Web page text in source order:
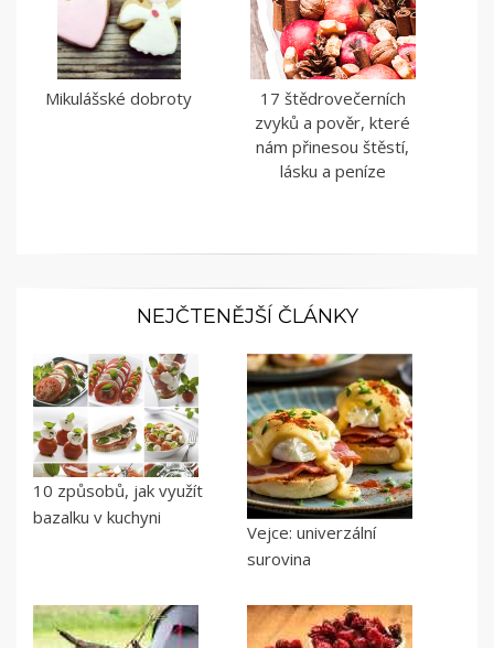
Mikulášské dobroty
17 štědrovečerních
zvyků a pověr, které
nám přinesou štěstí,
lásku a peníze
NEJČTENĚJŠÍ ČLÁNKY
10 způsobů, jak využít
bazalku v kuchyni
Vejce: univerzální
surovina